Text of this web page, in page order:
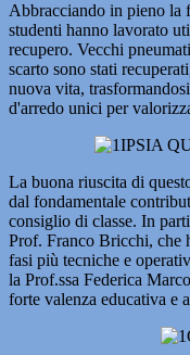
Abbracciando in pieno la
studenti hanno lavorato
recupero. Vecchi
scarto sono stati
nuova vita,
d'arredo unici per
La buona riuscita di
dal fondamentale
consiglio di classe. In
Prof. Franco Bricchi, che
fasi più tecniche e
la Prof.ssa Federica
forte valenza educativa e